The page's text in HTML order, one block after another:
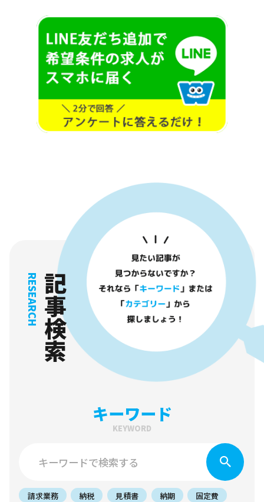
記事検索
RESEARCH
キーワード
KEYWORD
請求業務 納税 見積書 納期
固定費